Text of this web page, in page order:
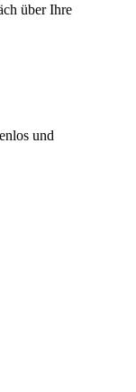
über Ihre
und